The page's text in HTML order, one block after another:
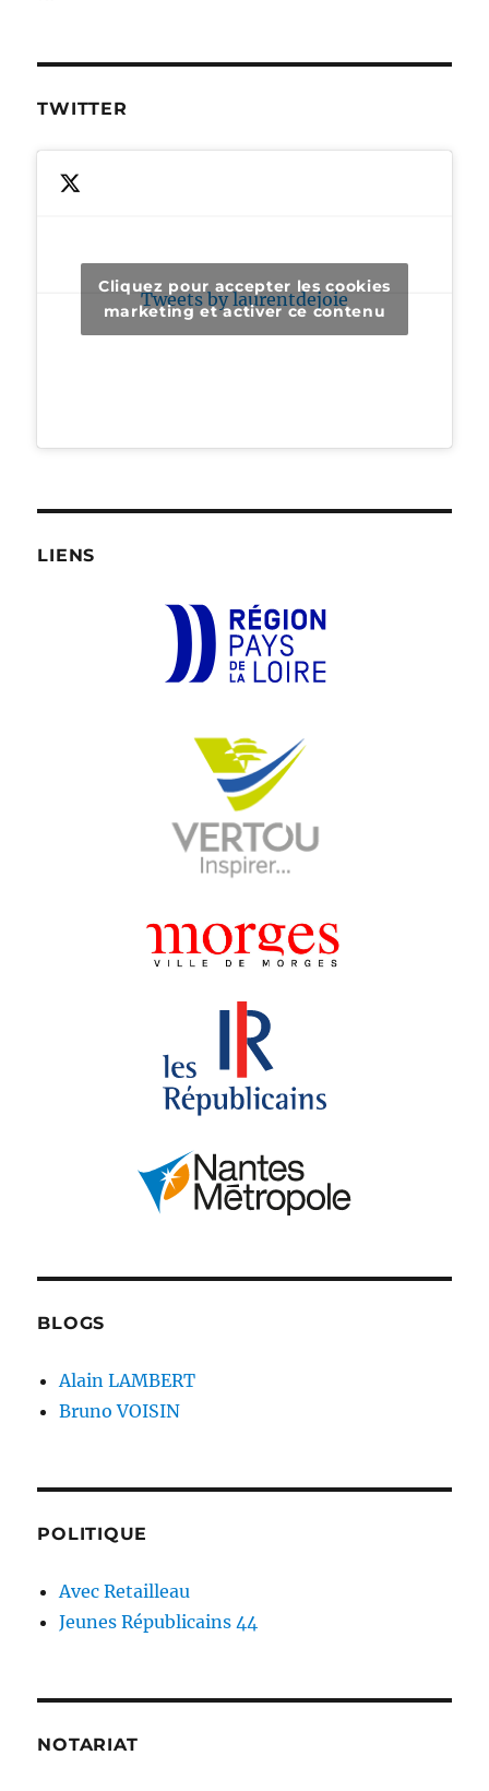
TWITTER
Tweets by laurentdejoie
Cliquez pour accepter les cookies
marketing et activer ce contenu
LIENS
BLOGS
Alain LAMBERT
Bruno VOISIN
POLITIQUE
Avec Retailleau
Jeunes Républicains 44
NOTARIAT